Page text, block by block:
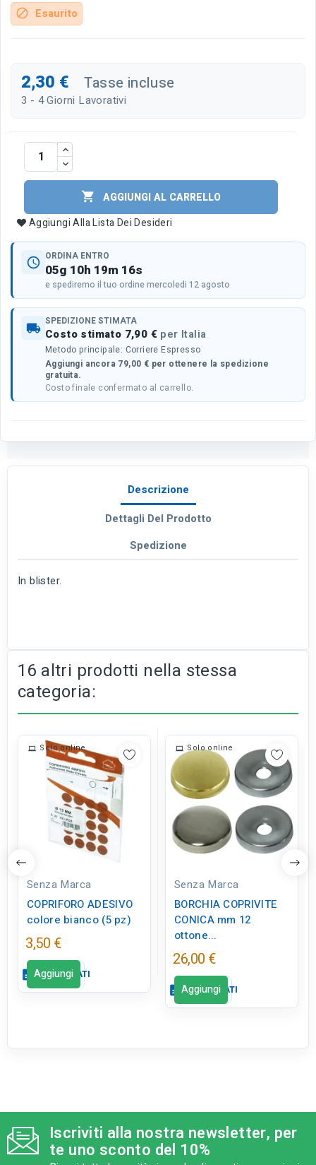
block Esaurito
2,30 € Tasse incluse
3 - 4 Giorni Lavorativi

AGGIUNGI AL CARRELLO
Aggiungi Alla Lista Dei Desideri
schedule ORDINA ENTRO
05g 10h 19m 16s
e spediremo il tuo ordine mercoledi 12 agosto
local_shipping SPEDIZIONE STIMATA
Costo stimato 7,90 € per Italia
Metodo principale: Corriere Espresso
Aggiungi ancora 79,00 € per ottenere la spedizione
gratuita.
Costo finale confermato al carrello.
Descrizione
Dettagli Del Prodotto
Spedizione
In blister.
16 altri prodotti nella stessa
categoria:
Solo online
Senza Marca
COPRIFORO ADESIVO
colore bianco (5 pz)
3,50 €
descriptionSCHEDA DATI
colore bianco
Aggiungi
Solo online
Senza Marca
BORCHIA COPRIVITE
CONICA mm 12
ottone...
26,00 €
descriptionSCHEDA DATI
Scheda dati close
category
MODELLO
mm 12 ottone lucido
Aggiungi
Iscriviti alla nostra newsletter, per
te uno sconto del 10%